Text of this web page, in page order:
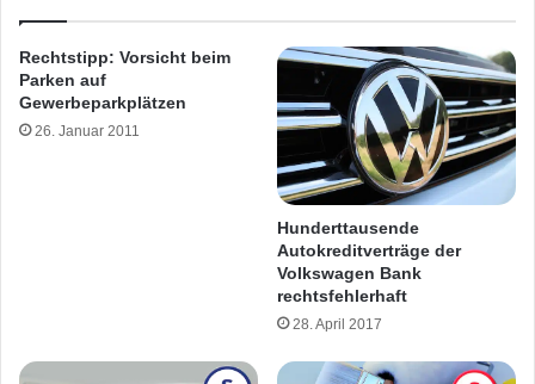
Rechtstipp: Vorsicht beim
Parken auf
Gewerbeparkplätzen
26. Januar 2011
Hunderttausende
Autokreditverträge der
Volkswagen Bank
rechtsfehlerhaft
28. April 2017